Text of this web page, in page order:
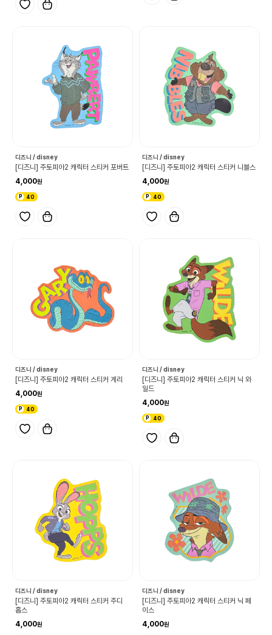
디즈니 / disney
[디즈니] 주토피아2 캐릭터 스티커 포버트
4,000
40
디즈니 / disney
[디즈니] 주토피아2 캐릭터 스티커 니블스
4,000
40
디즈니 / disney
[디즈니] 주토피아2 캐릭터 스티커 게리
4,000
40
디즈니 / disney
[디즈니] 주토피아2 캐릭터 스티커 닉 와
일드
4,000
40
디즈니 / disney
[디즈니] 주토피아2 캐릭터 스티커 주디
홉스
4,000
디즈니 / disney
[디즈니] 주토피아2 캐릭터 스티커 닉 페
이스
4,000